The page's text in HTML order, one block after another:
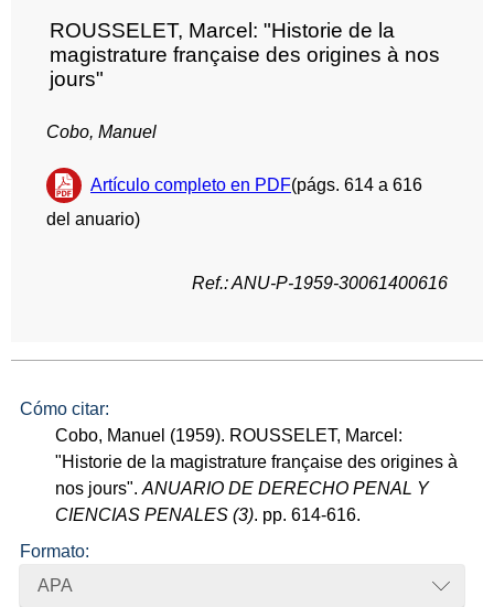
ROUSSELET, Marcel: "Historie de la
magistrature française des origines à nos
jours"
Cobo, Manuel
Artículo completo en PDF(págs. 614 a 616
del anuario)
Ref.: ANU-P-1959-30061400616
Cómo citar:
Cobo, Manuel (1959). ROUSSELET, Marcel:
"Historie de la magistrature française des origines à
nos jours".ANUARIO DE DERECHO PENAL Y
CIENCIAS PENALES (3). pp. 614-616.
Formato:
APA